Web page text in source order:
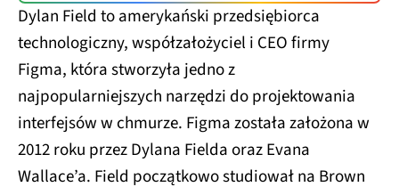
Dylan Field to amerykański przedsiębiorca
technologiczny, współzałożyciel i CEO firmy
Figma, która stworzyła jedno z
najpopularniejszych narzędzi do projektowania
interfejsów w chmurze. Figma została założona w
2012 roku przez Dylana Fielda oraz Evana
Wallace’a. Field początkowo studiował na Brown